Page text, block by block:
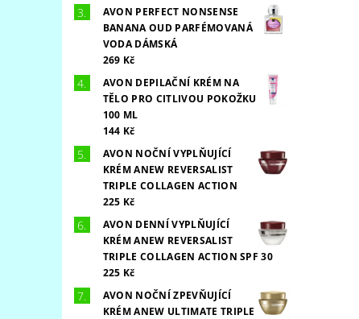
AVON PERFECT NONSENSE
BANANA OUD PARFÉMOVANÁ
VODA DÁMSKÁ
269 Kč
AVON DEPILAČNÍ KRÉM NA
TĚLO PRO CITLIVOU POKOŽKU
100 ML
144 Kč
AVON NOČNÍ VYPLŇUJÍCÍ
KRÉM ANEW REVERSALIST
TRIPLE COLLAGEN ACTION
225 Kč
AVON DENNÍ VYPLŇUJÍCÍ
KRÉM ANEW REVERSALIST
TRIPLE COLLAGEN ACTION SPF 30
225 Kč
AVON NOČNÍ ZPEVŇUJÍCÍ
KRÉM ANEW ULTIMATE TRIPLE